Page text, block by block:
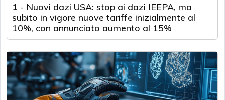
1 - Nuovi dazi USA: stop ai dazi IEEPA, ma
subito in vigore nuove tariffe inizialmente al
10%, con annunciato aumento al 15%